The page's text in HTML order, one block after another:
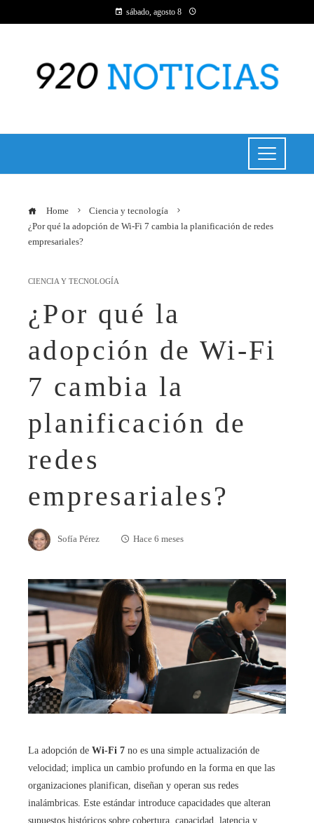
sábado, agosto 8
Home
Ciencia y tecnología
¿Por qué la adopción de Wi-Fi 7 cambia la planificación de redes
empresariales?
CIENCIA Y TECNOLOGÍA
¿Por qué la
adopción de Wi-Fi
7 cambia la
planificación de
redes
empresariales?
Sofía Pérez Hace 6 meses
La adopción de Wi‑Fi 7 no es una simple actualización de
velocidad; implica un cambio profundo en la forma en que las
organizaciones planifican, diseñan y operan sus redes
inalámbricas. Este estándar introduce capacidades que alteran
supuestos históricos sobre cobertura, capacidad, latencia y